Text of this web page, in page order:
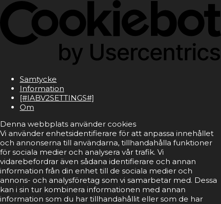
Samtycke
Information
[#IABV2SETTINGS#]
Om
Denna webbplats använder cookies
Vi använder enhetsidentifierare för att anpassa innehållet
och annonserna till användarna, tillhandahålla funktioner
för sociala medier och analysera vår trafik. Vi
vidarebefordrar även sådana identifierare och annan
information från din enhet till de sociala medier och
annons- och analysföretag som vi samarbetar med. Dessa
kan i sin tur kombinera informationen med annan
information som du har tillhandahållit eller som de har